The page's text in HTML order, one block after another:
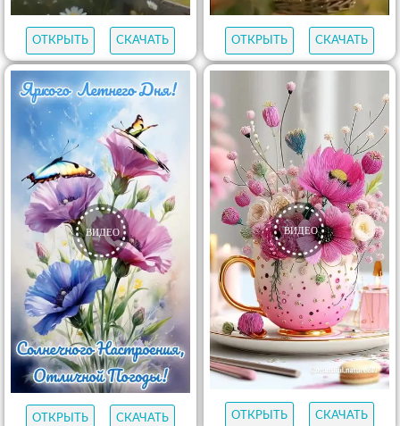
ОТКРЫТЬ СКАЧАТЬ ОТКРЫТЬ СКАЧАТЬ
ОТКРЫТЬ СКАЧАТЬ ОТКРЫТЬ СКАЧАТЬ